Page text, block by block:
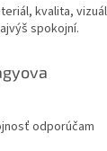
kvalita,
spokojní.
obchodu je 5 z 5
odporúčam